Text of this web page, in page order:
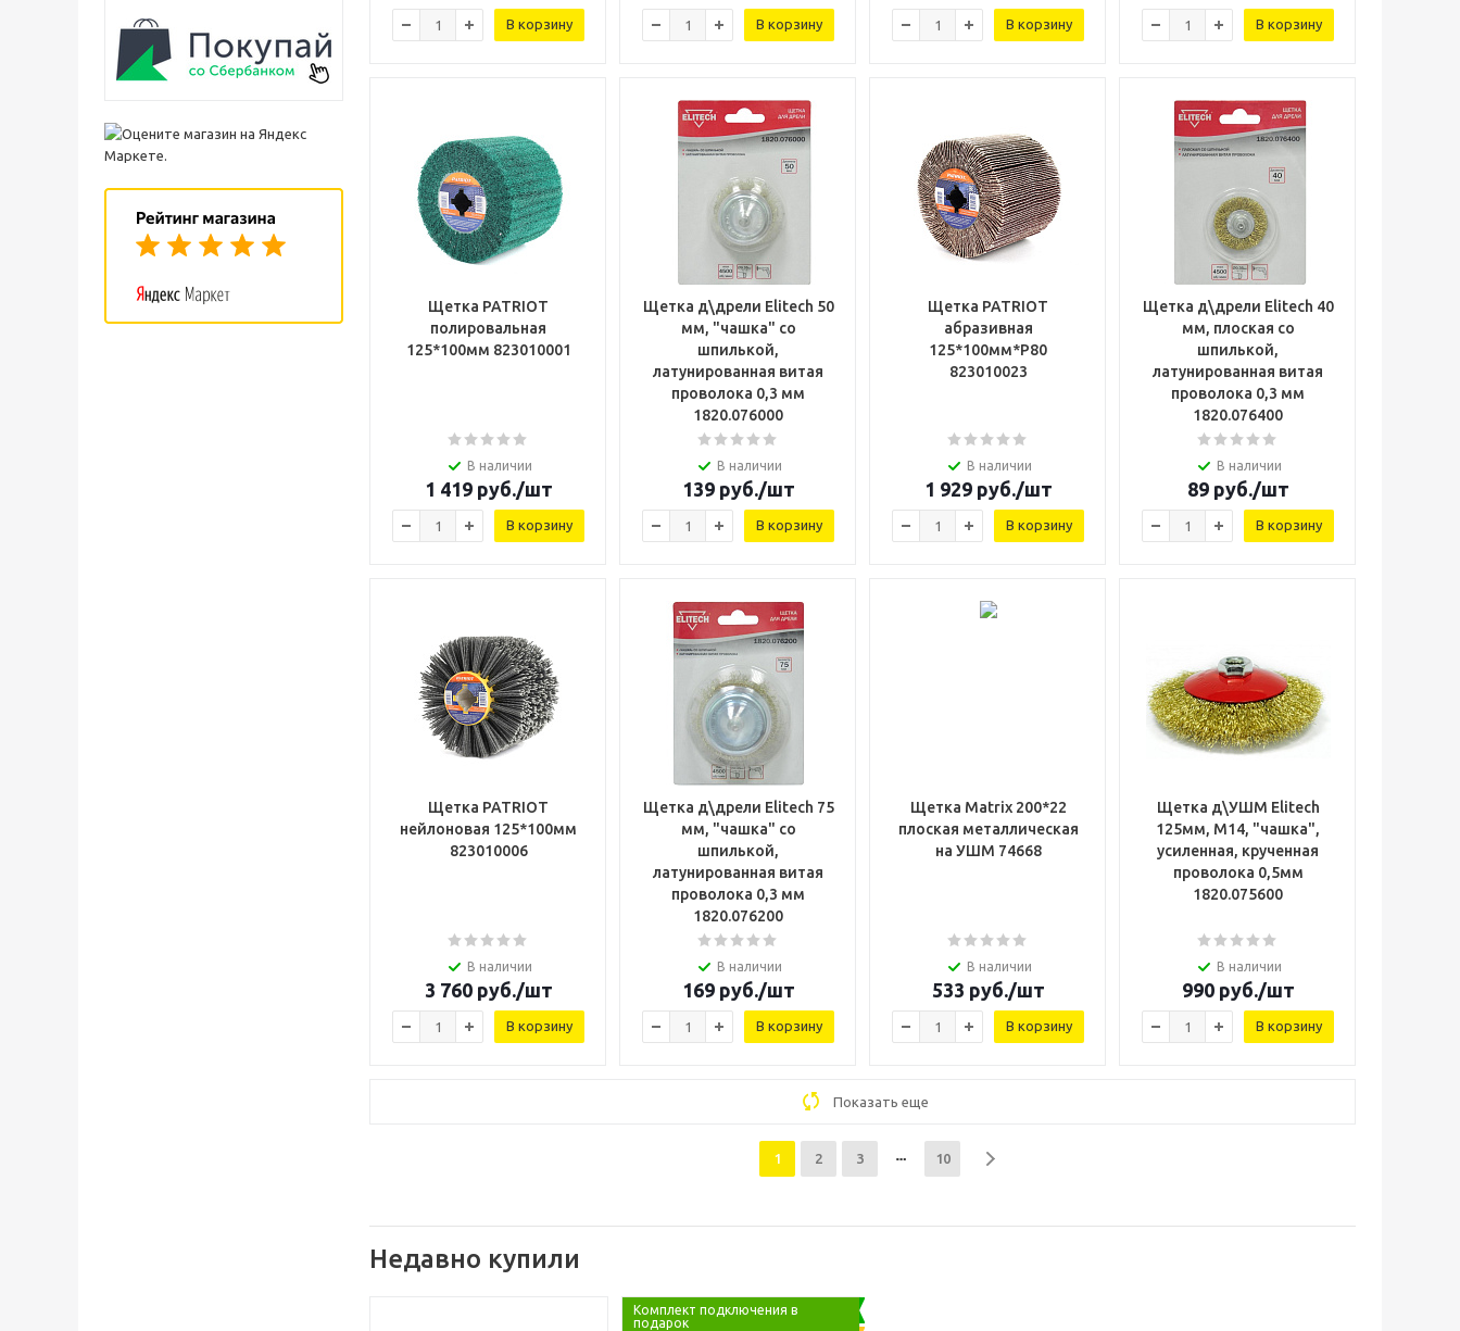
В корзину В корзину В корзину В корзину
Щетка PATRIOT
полировальная
125*100мм 823010001
В наличии
1 419руб./шт
В корзину
Щетка д\дрели Elitech 50
мм, "чашка" со
шпилькой,
латунированная витая
проволока 0,3 мм
1820.076000
В наличии
139руб./шт
В корзину
Щетка PATRIOT
абразивная
125*100мм*Р80
823010023
В наличии
1 929руб./шт
В корзину
Щетка д\дрели Elitech 40
мм, плоская со
шпилькой,
латунированная витая
проволока 0,3 мм
1820.076400
В наличии
89руб./шт
В корзину
Щетка PATRIOT
нейлоновая 125*100мм
823010006
В наличии
3 760руб./шт
В корзину
Щетка д\дрели Elitech 75
мм, "чашка" со
шпилькой,
латунированная витая
проволока 0,3 мм
1820.076200
В наличии
169руб./шт
В корзину
Щетка Matrix 200*22
плоская металлическая
на УШМ 74668
В наличии
533 руб./шт
В корзину
Щетка д\УШМ Elitech
125мм, М14, "чашка",
усиленная, крученная
проволока 0,5мм
1820.075600
В наличии
990руб./шт
В корзину
Показать еще
1 2 3 10
Недавно купили
Комплект подключения в
подарок